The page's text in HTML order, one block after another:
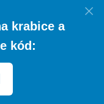
krabice a
kód: